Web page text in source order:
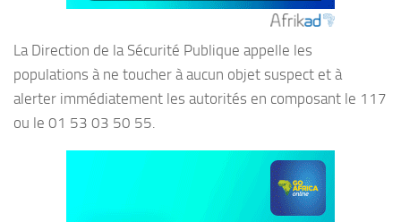
La Direction de la Sécurité Publique appelle les
populations à ne toucher à aucun objet suspect et à
alerter immédiatement les autorités en composant le 117
ou le 01 53 03 50 55.